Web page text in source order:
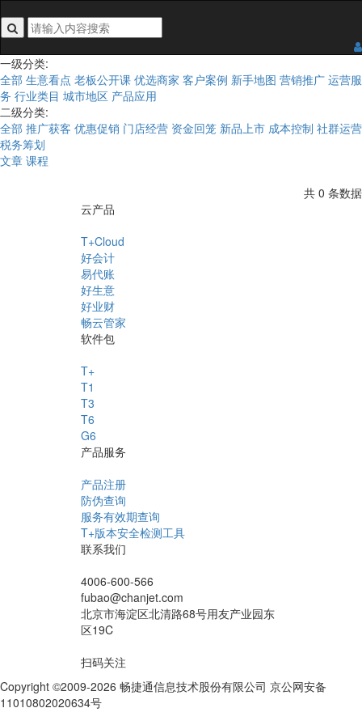
一级分类:
全部 生意看点 老板公开课 优选商家 客户案例 新手地图 营销推广 运营服
务 行业类目 城市地区 产品应用
二级分类:
全部 推广获客 优惠促销 门店经营 资金回笼 新品上市 成本控制 社群运营
税务筹划
文章 课程
共 0 条数据
云产品
T+Cloud
好会计
易代账
好生意
好业财
畅云管家
软件包
T+
T1
T3
T6
G6
产品服务
产品注册
防伪查询
服务有效期查询
T+版本安全检测工具
联系我们
4006-600-566
fubao@chanjet.com
北京市海淀区北清路68号用友产业园东
区19C
扫码关注
Copyright ©2009-2026 畅捷通信息技术股份有限公司 京公网安备
11010802020634号